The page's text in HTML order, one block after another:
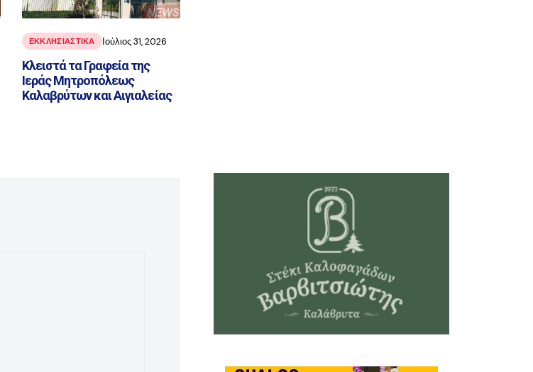
ΕΚΚΛΗΣΙΑΣΤΙΚΑ Ιούλιος 31, 2026
Κλειστά τα Γραφεία της
Ιεράς Μητροπόλεως
Καλαβρύτων και Αιγιαλείας